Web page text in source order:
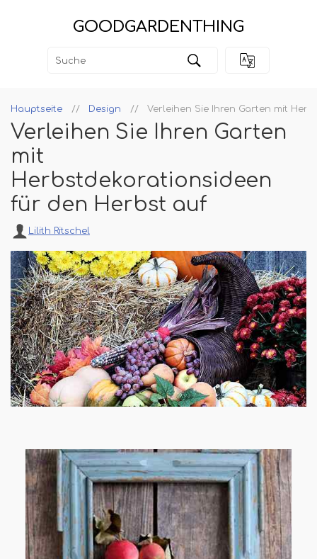
GOODGARDENTHING
Hauptseite Design Verleihen Sie Ihren Garten mit
Verleihen Sie Ihren Garten
mit
Herbstdekorationsideen
für den Herbst auf
Lilith Ritschel